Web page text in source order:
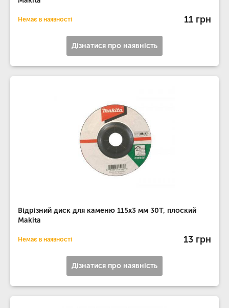
Немає в наявності 11 грн
Дізнатися про наявність
Відрізний диск для каменю 115х3 мм 30Т, плоский
Makita
Немає в наявності 13 грн
Дізнатися про наявність